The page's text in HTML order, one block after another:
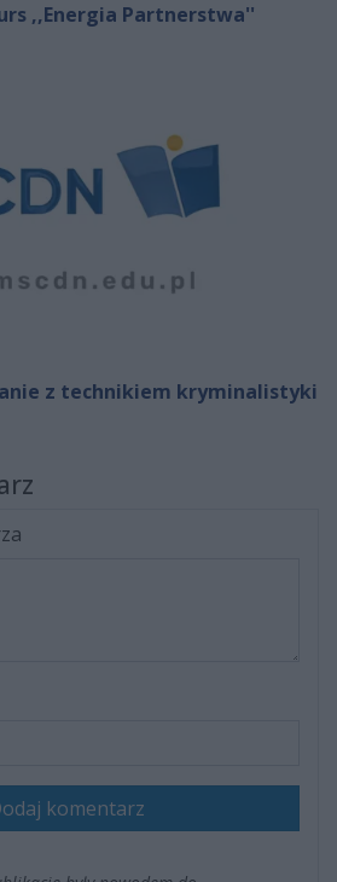
,,Energia Partnerstwa''
z technikiem kryminalistyki
komentarz